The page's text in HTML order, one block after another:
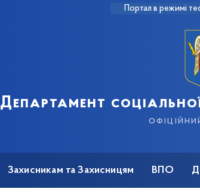
Портал в режимі
Департамент
Захисникам та Захисницям ВПО